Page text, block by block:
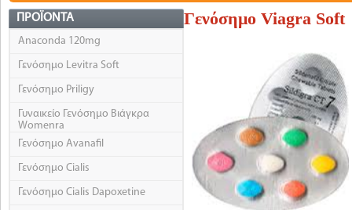
ΠΡΟΪΌΝΤΑ
Anaconda 120mg
Γενόσημο Levitra Soft
Γενόσημο Priligy
Γυναικείο Γενόσημο Βιάγκρα
Womenra
Γενόσημο Avanafil
Γενόσημο Cialis
Γενόσημο Cialis Dapoxetine
Γενόσημο Viagra Soft